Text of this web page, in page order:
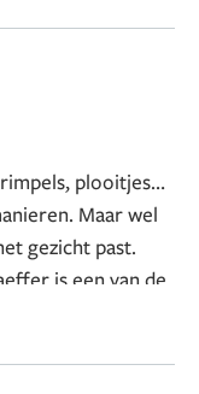
plooitjes
Maar wel
gezicht past.
is een van de
en